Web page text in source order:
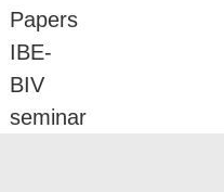
Papers
IBE-
BIV
seminar